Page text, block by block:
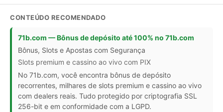
CONTEÚDO RECOMENDADO
71b.com — Bônus de depósito até 100% no 71b.com
Bônus, Slots e Apostas com Segurança
Slots premium e cassino ao vivo com PIX
No 71b.com, você encontra bônus de depósito
recorrentes, milhares de slots premium e cassino ao vivo
com dealers reais. Tudo protegido por criptografia SSL
256-bit e em conformidade com a LGPD.